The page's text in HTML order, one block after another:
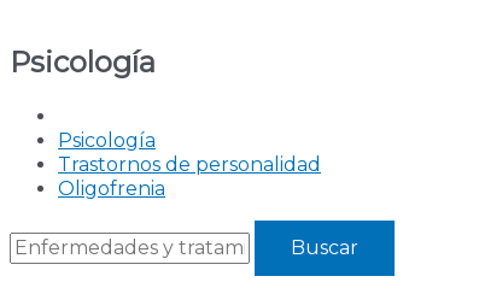
Psicología
Psicología
Trastornos de personalidad
Oligofrenia